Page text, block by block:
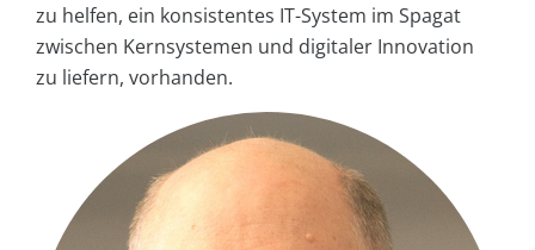
zu helfen, ein konsistentes IT-System im Spagat
zwischen Kernsystemen und digitaler Innovation
zu liefern, vorhanden.